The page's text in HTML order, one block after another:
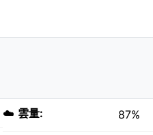
☁️ 雲量: 87%